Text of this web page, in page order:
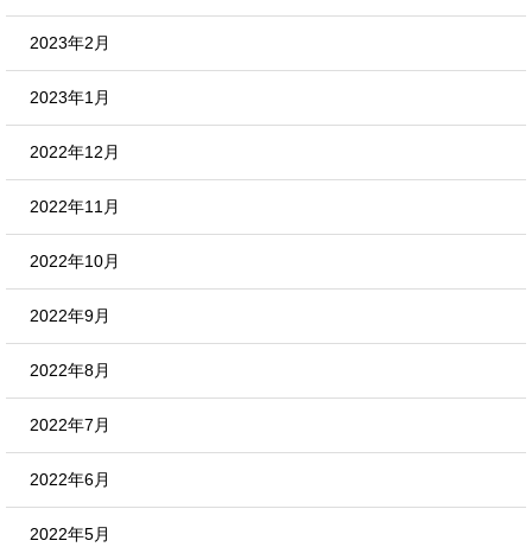
2023年2月
2023年1月
2022年12月
2022年11月
2022年10月
2022年9月
2022年8月
2022年7月
2022年6月
2022年5月